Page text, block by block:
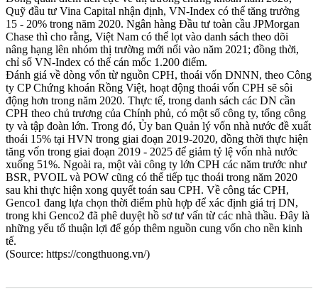
Quỹ đầu tư Vina Capital nhận định, VN-Index có thể tăng trưởng
15 - 20% trong năm 2020. Ngân hàng Đầu tư toàn cầu JPMorgan
Chase thì cho rằng, Việt Nam có thể lọt vào danh sách theo dõi
nâng hạng lên nhóm thị trường mới nổi vào năm 2021; đồng thời,
chỉ số VN-Index có thể cán mốc 1.200 điểm.
Đánh giá về dòng vốn từ nguồn CPH, thoái vốn DNNN, theo Công
ty CP Chứng khoán Rồng Việt, hoạt động thoái vốn CPH sẽ sôi
động hơn trong năm 2020. Thực tế, trong danh sách các DN cần
CPH theo chủ trương của Chính phủ, có một số công ty, tổng công
ty và tập đoàn lớn. Trong đó, Ủy ban Quản lý vốn nhà nước đề xuất
thoái 15% tại HVN trong giai đoạn 2019-2020, đồng thời thực hiện
tăng vốn trong giai đoạn 2019 - 2025 để giảm tỷ lệ vốn nhà nước
xuống 51%. Ngoài ra, một vài công ty lớn CPH các năm trước như
BSR, PVOIL và POW cũng có thể tiếp tục thoái trong năm 2020
sau khi thực hiện xong quyết toán sau CPH. Về công tác CPH,
Genco1 đang lựa chọn thời điểm phù hợp để xác định giá trị DN,
trong khi Genco2 đã phê duyệt hồ sơ tư vấn từ các nhà thầu. Đây là
những yếu tố thuận lợi để góp thêm nguồn cung vốn cho nền kinh
tế.
(Source: https://congthuong.vn/)